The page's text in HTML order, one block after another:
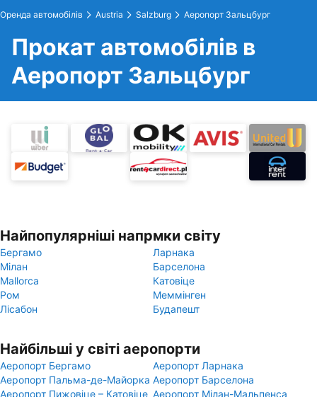
Оренда автомобілів Austria Salzburg Аеропорт Зальцбург
Прокат автомобілів в
Аеропорт Зальцбург
Найпопулярніші напрмки світу
Бергамо
Ларнака
Мілан
Барселона
Mallorca
Катовіце
Ром
Меммінген
Лісабон
Будапешт
Найбільші у світі аеропорти
Аеропорт Бергамо
Аеропорт Ларнака
Аеропорт Пальма-де-Майорка Аеропорт Барселона
Аеропорт Пижовіце – Катовіце Аеропорт Мілан-Мальпенса